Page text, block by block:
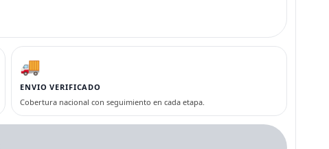
🚚
ENVIO VERIFICADO
Cobertura nacional con seguimiento en cada etapa.